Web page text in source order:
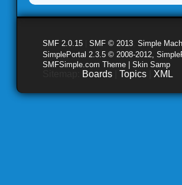
SMF 2.0.15 SMF © 2013 Simple
SimplePortal 2.3.5 © 2008-2012,
SMFSimple.com Theme | Skin Samp
Boards Topics XML